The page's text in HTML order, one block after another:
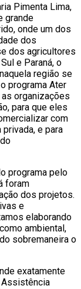
Pimenta Lima,
grande
onde um dos
dos
dos agricultores
e Paraná, o
região se
programa Ater
organizações
para que eles
com
e para
programa pelo
foram
dos projetos.
e
elaborando
ambiental,
sobremaneira o
exatamente
Assistência